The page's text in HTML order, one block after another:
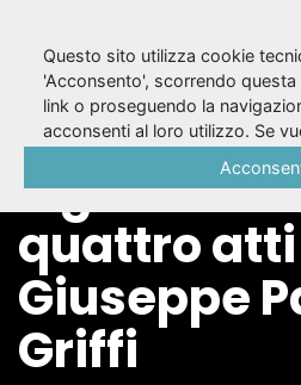
In
signora
quattro
Giuseppe
Griffi
Questo sito utilizza cookie
'Acconsento', scorrendo
link o proseguendo la
acconsenti al loro utilizzo. Se